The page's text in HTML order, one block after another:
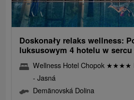
Doskonały relaks wellness:
luksusowym 4 hotelu w sercu
Wellness Hotel Chopok ★★★★
- Jasná
Demänovská Dolina